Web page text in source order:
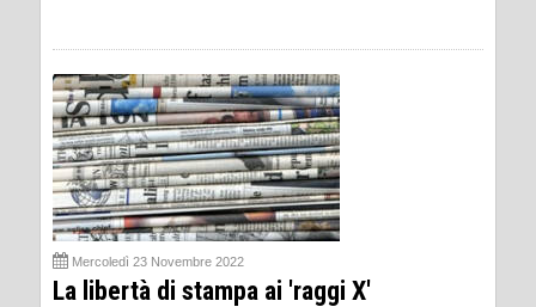
Mercoledì 23 Novembre 2022
La libertà di stampa ai 'raggi X'